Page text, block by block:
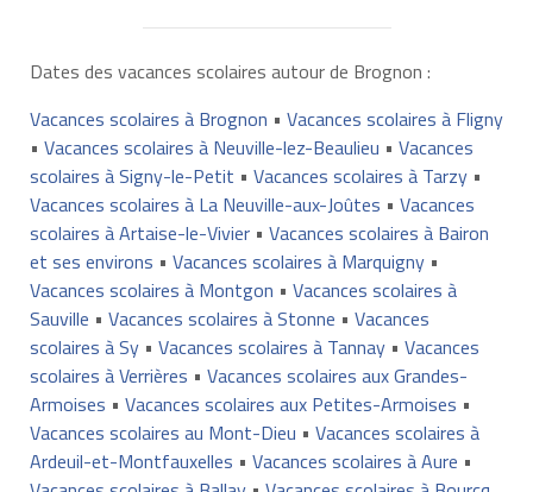
Dates des vacances scolaires autour de Brognon :
Vacances scolaires à Brognon • Vacances scolaires à Fligny
• Vacances scolaires à Neuville-lez-Beaulieu • Vacances
scolaires à Signy-le-Petit • Vacances scolaires à Tarzy•
Vacances scolaires à La Neuville-aux-Joûtes • Vacances
scolaires à Artaise-le-Vivier• Vacances scolaires à Bairon
et ses environs • Vacances scolaires à Marquigny•
Vacances scolaires à Montgon • Vacances scolaires à
Sauville • Vacances scolaires à Stonne • Vacances
scolaires à Sy• Vacances scolaires à Tannay• Vacances
scolaires à Verrières • Vacances scolaires aux Grandes-
Armoises • Vacances scolaires aux Petites-Armoises •
Vacances scolaires au Mont-Dieu • Vacances scolaires à
Ardeuil-et-Montfauxelles • Vacances scolaires à Aure •